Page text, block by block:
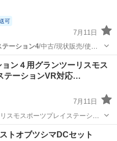
可
7月11日
テーション4/中古/現状販売/使用
テレビゲーム
ン４用グランツーリスモス
イステーションVR対応…
7月11日
スモスポーツプレイステーショ
レビゲーム
トオブツシマDCセット